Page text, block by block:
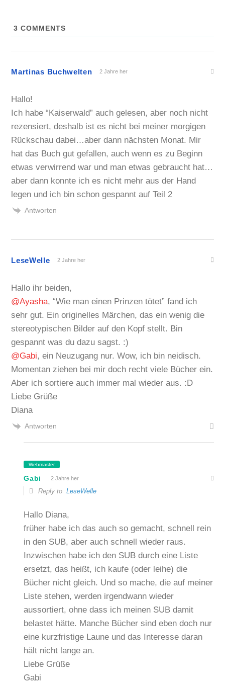
3 COMMENTS
Martinas Buchwelten 2 Jahre her
Hallo!
Ich habe “Kaiserwald” auch gelesen, aber noch nicht
rezensiert, deshalb ist es nicht bei meiner morgigen
Rückschau dabei…aber dann nächsten Monat. Mir
hat das Buch gut gefallen, auch wenn es zu Beginn
etwas verwirrend war und man etwas gebraucht hat…
aber dann konnte ich es nicht mehr aus der Hand
legen und ich bin schon gespannt auf Teil 2
Antworten
LeseWelle 2 Jahre her
Hallo ihr beiden,
@Ayasha, “Wie man einen Prinzen tötet” fand ich
sehr gut. Ein originelles Märchen, das ein wenig die
stereotypischen Bilder auf den Kopf stellt. Bin
gespannt was du dazu sagst. :)
@Gabi, ein Neuzugang nur. Wow, ich bin neidisch.
Momentan ziehen bei mir doch recht viele Bücher ein.
Aber ich sortiere auch immer mal wieder aus. :D
Liebe Grüße
Diana
Antworten
Webmaster
Gabi 2 Jahre her
Reply toLeseWelle
Hallo Diana,
früher habe ich das auch so gemacht, schnell rein
in den SUB, aber auch schnell wieder raus.
Inzwischen habe ich den SUB durch eine Liste
ersetzt, das heißt, ich kaufe (oder leihe) die
Bücher nicht gleich. Und so mache, die auf meiner
Liste stehen, werden irgendwann wieder
aussortiert, ohne dass ich meinen SUB damit
belastet hätte. Manche Bücher sind eben doch nur
eine kurzfristige Laune und das Interesse daran
hält nicht lange an.
Liebe Grüße
Gabi